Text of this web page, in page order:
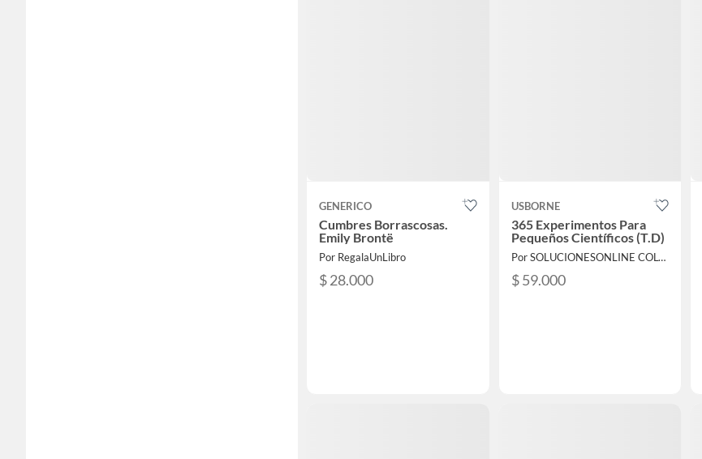
GENERICO
Cumbres Borrascosas.
Emily Brontë
Por RegalaUnLibro
$ 28.000
USBORNE
365 Experimentos Para
Pequeños Científicos (T.D)
Por SOLUCIONESONLINE COLOMBIA SAS
$ 59.000